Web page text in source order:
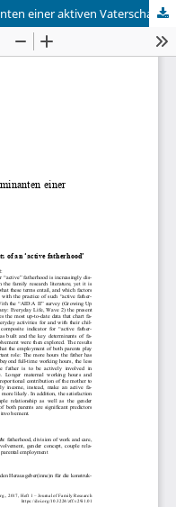
einer aktiven Vaterschaft